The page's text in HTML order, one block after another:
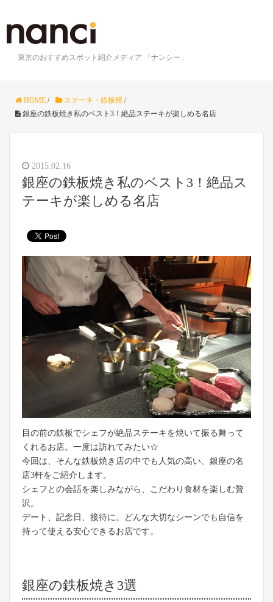
東京のおすすめスポット紹介メディア 「ナンシー」
HOME / ステーキ・鉄板焼 /
銀座の鉄板焼き私のベスト3！絶品ステーキが楽しめる名店
2015.02.16
銀座の鉄板焼き私のベスト3！絶品ス
テーキが楽しめる名店
目の前の鉄板でシェフが絶品ステーキを焼いて振る舞って
くれるお店。一度は訪れてみたい☆
今回は、そんな鉄板焼き店の中でも人気の高い、銀座の名
店3軒をご紹介します。
シェフとの会話を楽しみながら、こだわり食材を楽しむ贅
沢。
デート、記念日、接待に。どんな大切なシーンでも自信を
持って使える安心できるお店です。
銀座の鉄板焼き3選